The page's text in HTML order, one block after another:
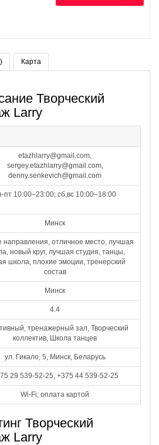
Карта
Творческий
Larry
etazhlarry@gmail.com,
sergey.etazhlarry@gmail.com,
denny.senkevich@gmail.com
пт 10:00–23:00; сб,вс 10:00–18:00
Минск
направления, отличное место, лучшая
новый круг, лучшая студия, танцы,
школа, плохие эмоции, тренерский
состав
Минск
4.4
тренажерный зал, Творческий
коллектив, Школа танцев
ул. Гикало, 5, Минск, Беларусь
29 539-52-25, +375 44 539-52-25
Wi-Fi; оплата картой
Творческий
Larry